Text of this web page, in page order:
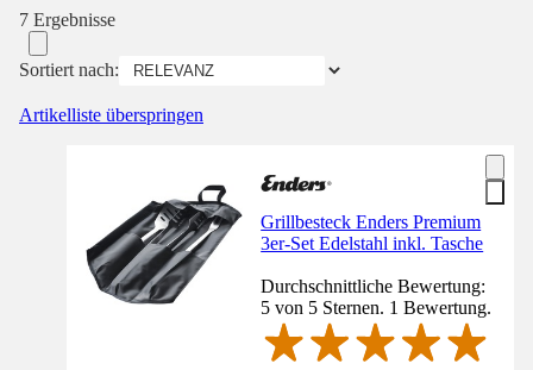
7 Ergebnisse
Sortiert nach:
Artikelliste überspringen
Grillbesteck Enders Premium
3er-Set Edelstahl inkl. Tasche
Durchschnittliche Bewertung:
5 von 5 Sternen. 1 Bewertung.